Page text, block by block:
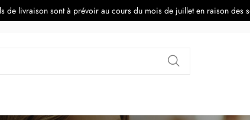
de livraison sont à prévoir au cours du mois de juillet en raison des